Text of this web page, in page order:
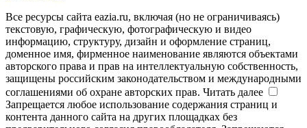
Все ресурсы сайта eazia.ru, включая (но не ограничиваясь)
текстовую, графическую, фотографическую и видео
информацию, структуру, дизайн и оформление страниц,
доменное имя, фирменное наименование являются объектами
авторского права и прав на интеллектуальную собственность,
защищены российским законодательством и международными
соглашениями об охране авторских прав. Читать далее
Запрещается любое использование содержания страниц и
контента данного сайта на других площадках без